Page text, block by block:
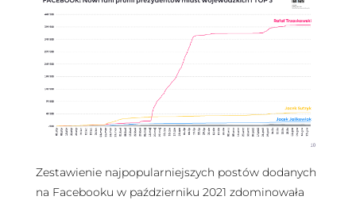
Zestawienie najpopularniejszych postów dodanych
na Facebooku w październiku 2021 zdominowała